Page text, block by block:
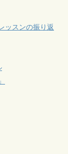
ッスンの振り返